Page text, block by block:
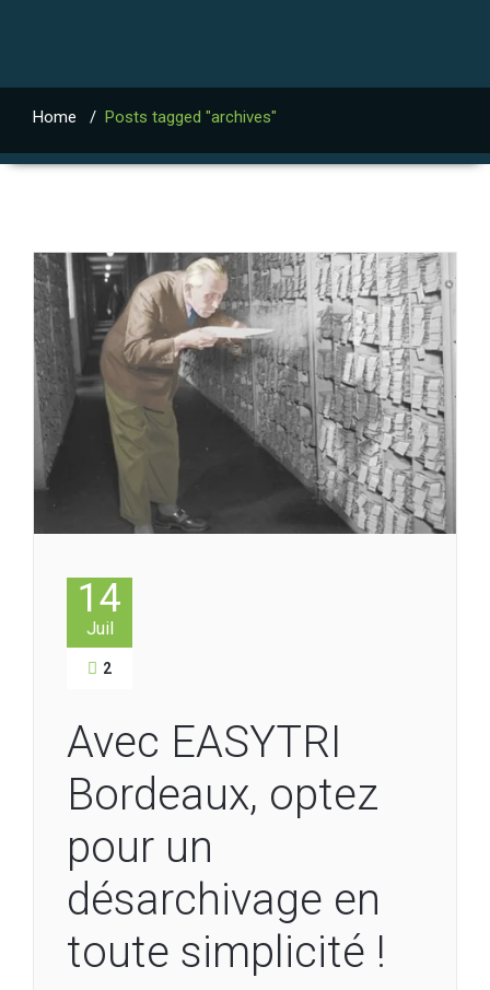
Home / Posts tagged "archives"
14
Juil
2
Avec EASYTRI
Bordeaux, optez
pour un
désarchivage en
toute simplicité !